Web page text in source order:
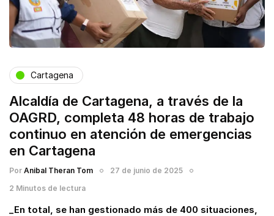
Cartagena
Alcaldía de Cartagena, a través de la
OAGRD, completa 48 horas de trabajo
continuo en atención de emergencias
en Cartagena
Por Anibal Theran Tom
27 de junio de 2025
2 Minutos de lectura
_En total, se han gestionado más de 400 situaciones,